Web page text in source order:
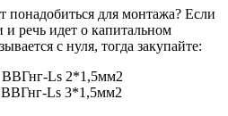
понадобиться для монтажа? Если
и речь идет о капитальном
с нуля, тогда закупайте:
ВВГнг-Ls 2*1,5мм2
ВВГнг-Ls 3*1,5мм2